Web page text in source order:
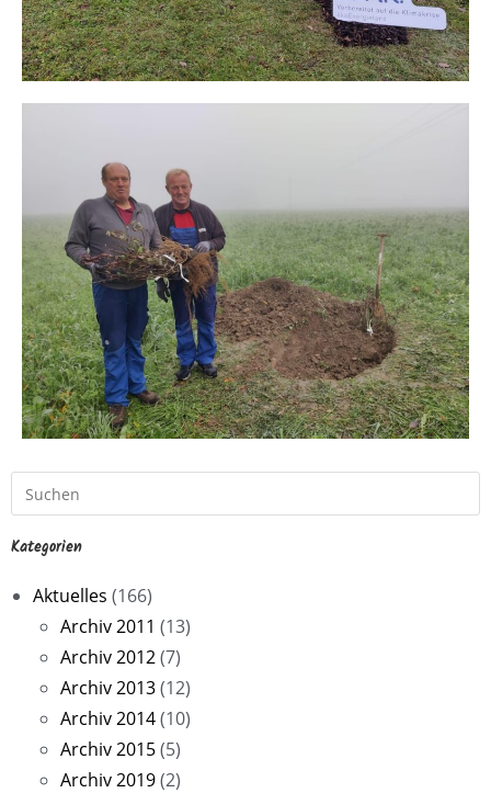
Kategorien
Aktuelles (166)
Archiv 2011 (13)
Archiv 2012(7)
Archiv 2013(12)
Archiv 2014(10)
Archiv 2015(5)
Archiv 2019(2)